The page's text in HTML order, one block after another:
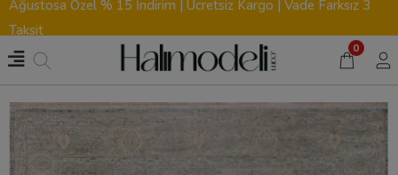
Ağustosa Özel % 15 İndirim | Ücretsiz Kargo | Vade Farksız 3
Taksit
0